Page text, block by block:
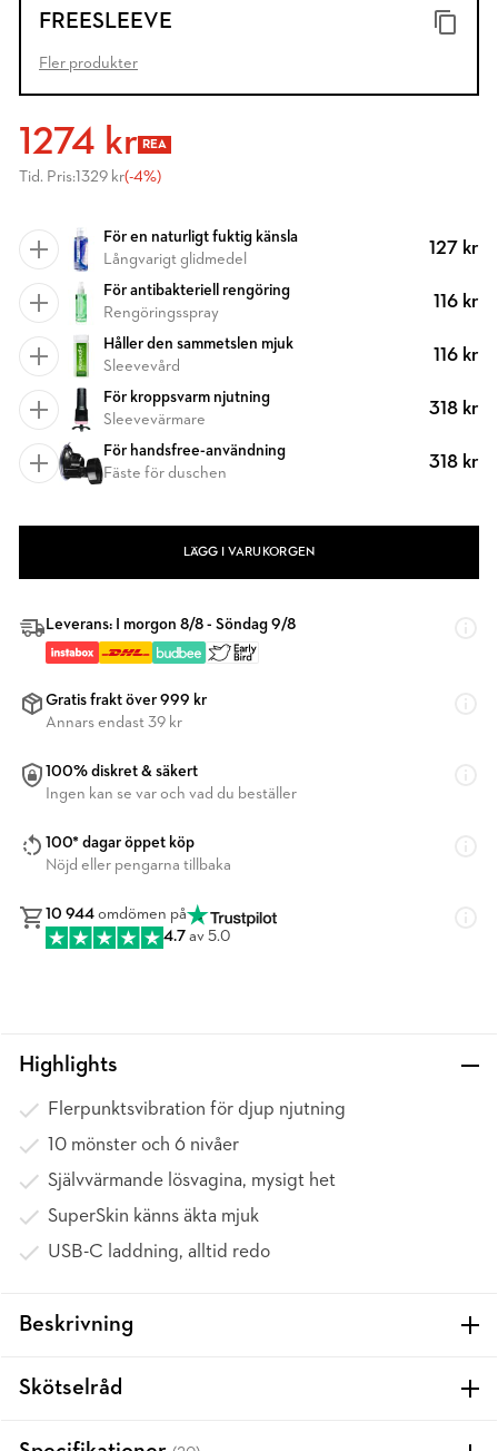
FREESLEEVE
Fler produkter
1274 kr REA
Tid. Pris:1329 kr(-4%)
För en naturligt fuktig känsla
Långvarigt glidmedel
127 kr
För antibakteriell rengöring
Rengöringsspray
116 kr
Håller den sammetslen mjuk
Sleevevård
116 kr
För kroppsvarm njutning
Sleevevärmare
318 kr
För handsfree-användning
Fäste för duschen
318 kr
LÄGG I VARUKORGEN
Leverans: I morgon 8/8 - Söndag 9/8
Gratis frakt över 999 kr
Annars endast 39 kr
100% diskret & säkert
Ingen kan se var och vad du beställer
100* dagar öppet köp
Nöjd eller pengarna tillbaka
10 944 omdömen på
4.7 av 5.0
Highlights
Flerpunktsvibration för djup njutning
10 mönster och 6 nivåer
Självvärmande lösvagina, mysigt het
SuperSkin känns äkta mjuk
USB-C laddning, alltid redo
Beskrivning
Skötselråd